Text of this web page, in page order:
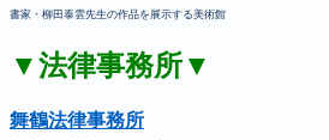
書家・柳田泰雲先生の作品を展示する美術館
▼法律事務所▼
舞鶴法律事務所